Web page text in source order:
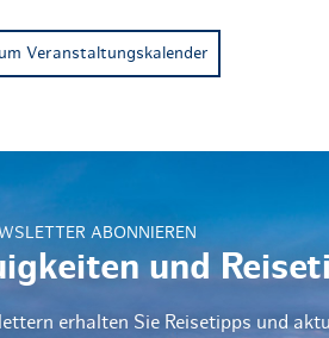
Veranstaltungskalender
ABONNIEREN
und
erhalten Sie Reisetipps und